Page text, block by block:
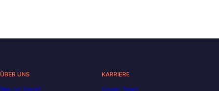
ÜBER UNS
Wer ist Liora?
KARRIERE
Unser Team